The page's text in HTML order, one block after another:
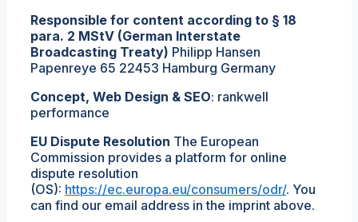
Responsible for content according to § 18
para. 2 MStV (German Interstate
Broadcasting Treaty) Philipp Hansen
Papenreye 65 22453 Hamburg Germany
Concept, Web Design & SEO: rankwell
performance
EU Dispute Resolution The European
Commission provides a platform for online
dispute resolution
(OS): https://ec.europa.eu/consumers/odr/. You
can find our email address in the imprint above.